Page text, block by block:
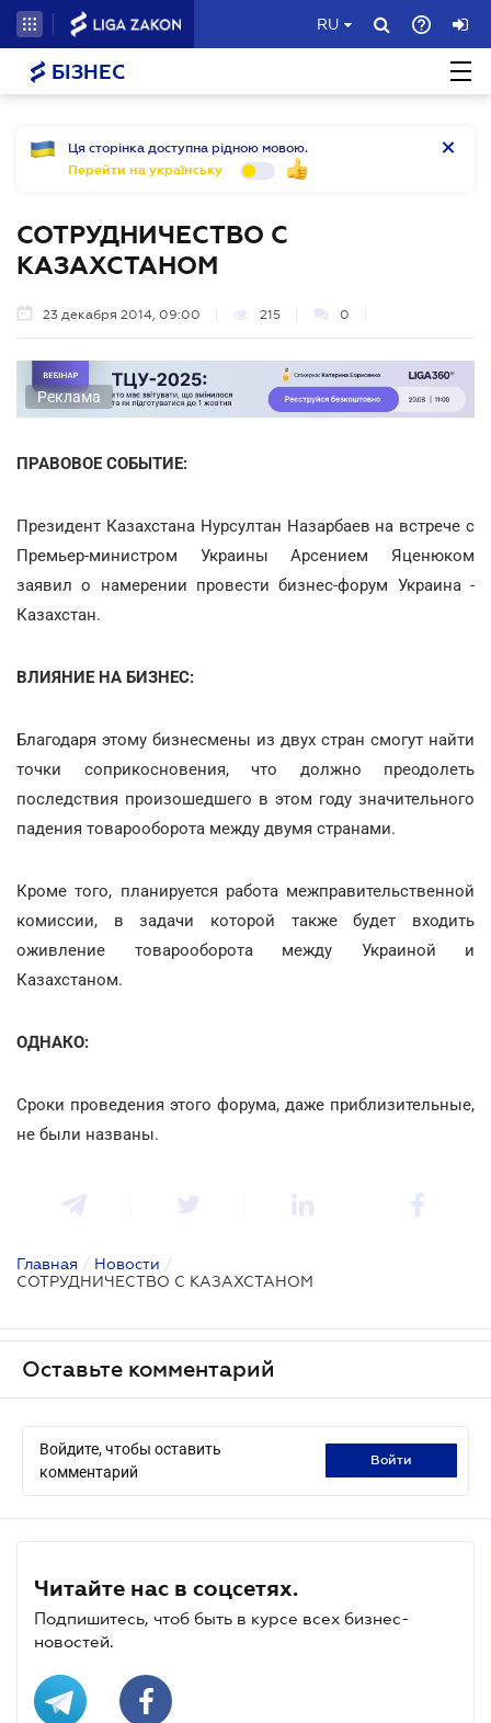
RU
БІЗНЕС
Ця сторінка доступна рідною мовою.
Перейти на українську
СОТРУДНИЧЕСТВО С
КАЗАХСТАНОМ
23 декабря 2014, 09:00 215 0
Реклама
ПРАВОВОЕ СОБЫТИЕ:
Президент Казахстана Нурсултан Назарбаев на встрече с
Премьер-министром Украины Арсением Яценюком
заявил о намерении провести бизнес-форум Украина -
Казахстан.
ВЛИЯНИЕ НА БИЗНЕС:
Благодаря этому бизнесмены из двух стран смогут найти
точки соприкосновения, что должно преодолеть
последствия произошедшего в этом году значительного
падения товарооборота между двумя странами.
Кроме того, планируется работа межправительственной
комиссии, в задачи которой также будет входить
оживление товарооборота между Украиной и
Казахстаном.
ОДНАКО:
Сроки проведения этого форума, даже приблизительные,
не были названы.
Главная / Новости /
СОТРУДНИЧЕСТВО С КАЗАХСТАНОМ
Оставьте комментарий
Войдите, чтобы оставить
комментарий
войти
Читайте нас в соцсетях.
Подпишитесь, чтоб быть в курсе всех бизнес-
новостей.